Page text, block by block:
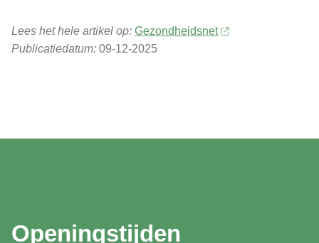
Lees het hele artikel op: Gezondheidsnet
Publicatiedatum: 09-12-2025
Openingstijden